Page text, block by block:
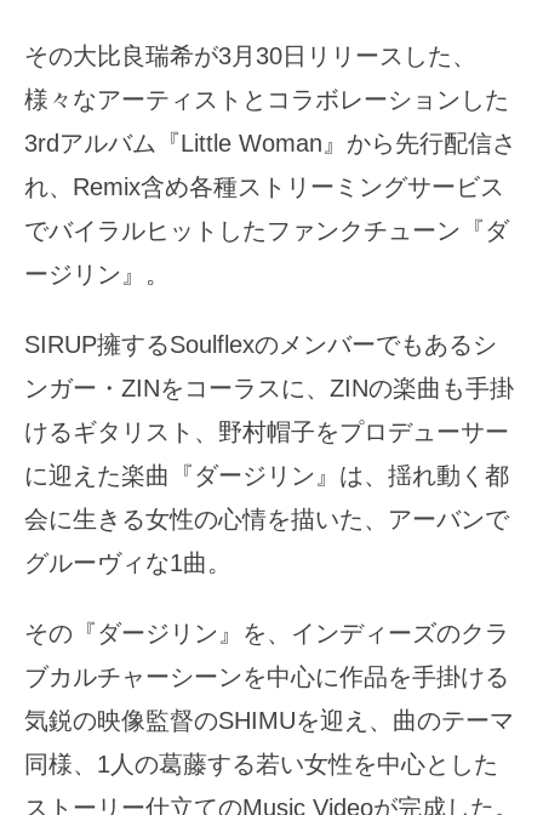
その大比良瑞希が3月30日リリースした、
様々なアーティストとコラボレーションした
3rdアルバム『Little Woman』から先行配信さ
れ、Remix含め各種ストリーミングサービス
でバイラルヒットしたファンクチューン『ダ
ージリン』。
SIRUP擁するSoulflexのメンバーでもあるシ
ンガー・ZINをコーラスに、ZINの楽曲も手掛
けるギタリスト、野村帽子をプロデューサー
に迎えた楽曲『ダージリン』は、揺れ動く都
会に生きる女性の心情を描いた、アーバンで
グルーヴィな1曲。
その『ダージリン』を、インディーズのクラ
ブカルチャーシーンを中心に作品を手掛ける
気鋭の映像監督のSHIMUを迎え、曲のテーマ
同様、1人の葛藤する若い女性を中心とした
ストーリー仕立てのMusic Videoが完成した。